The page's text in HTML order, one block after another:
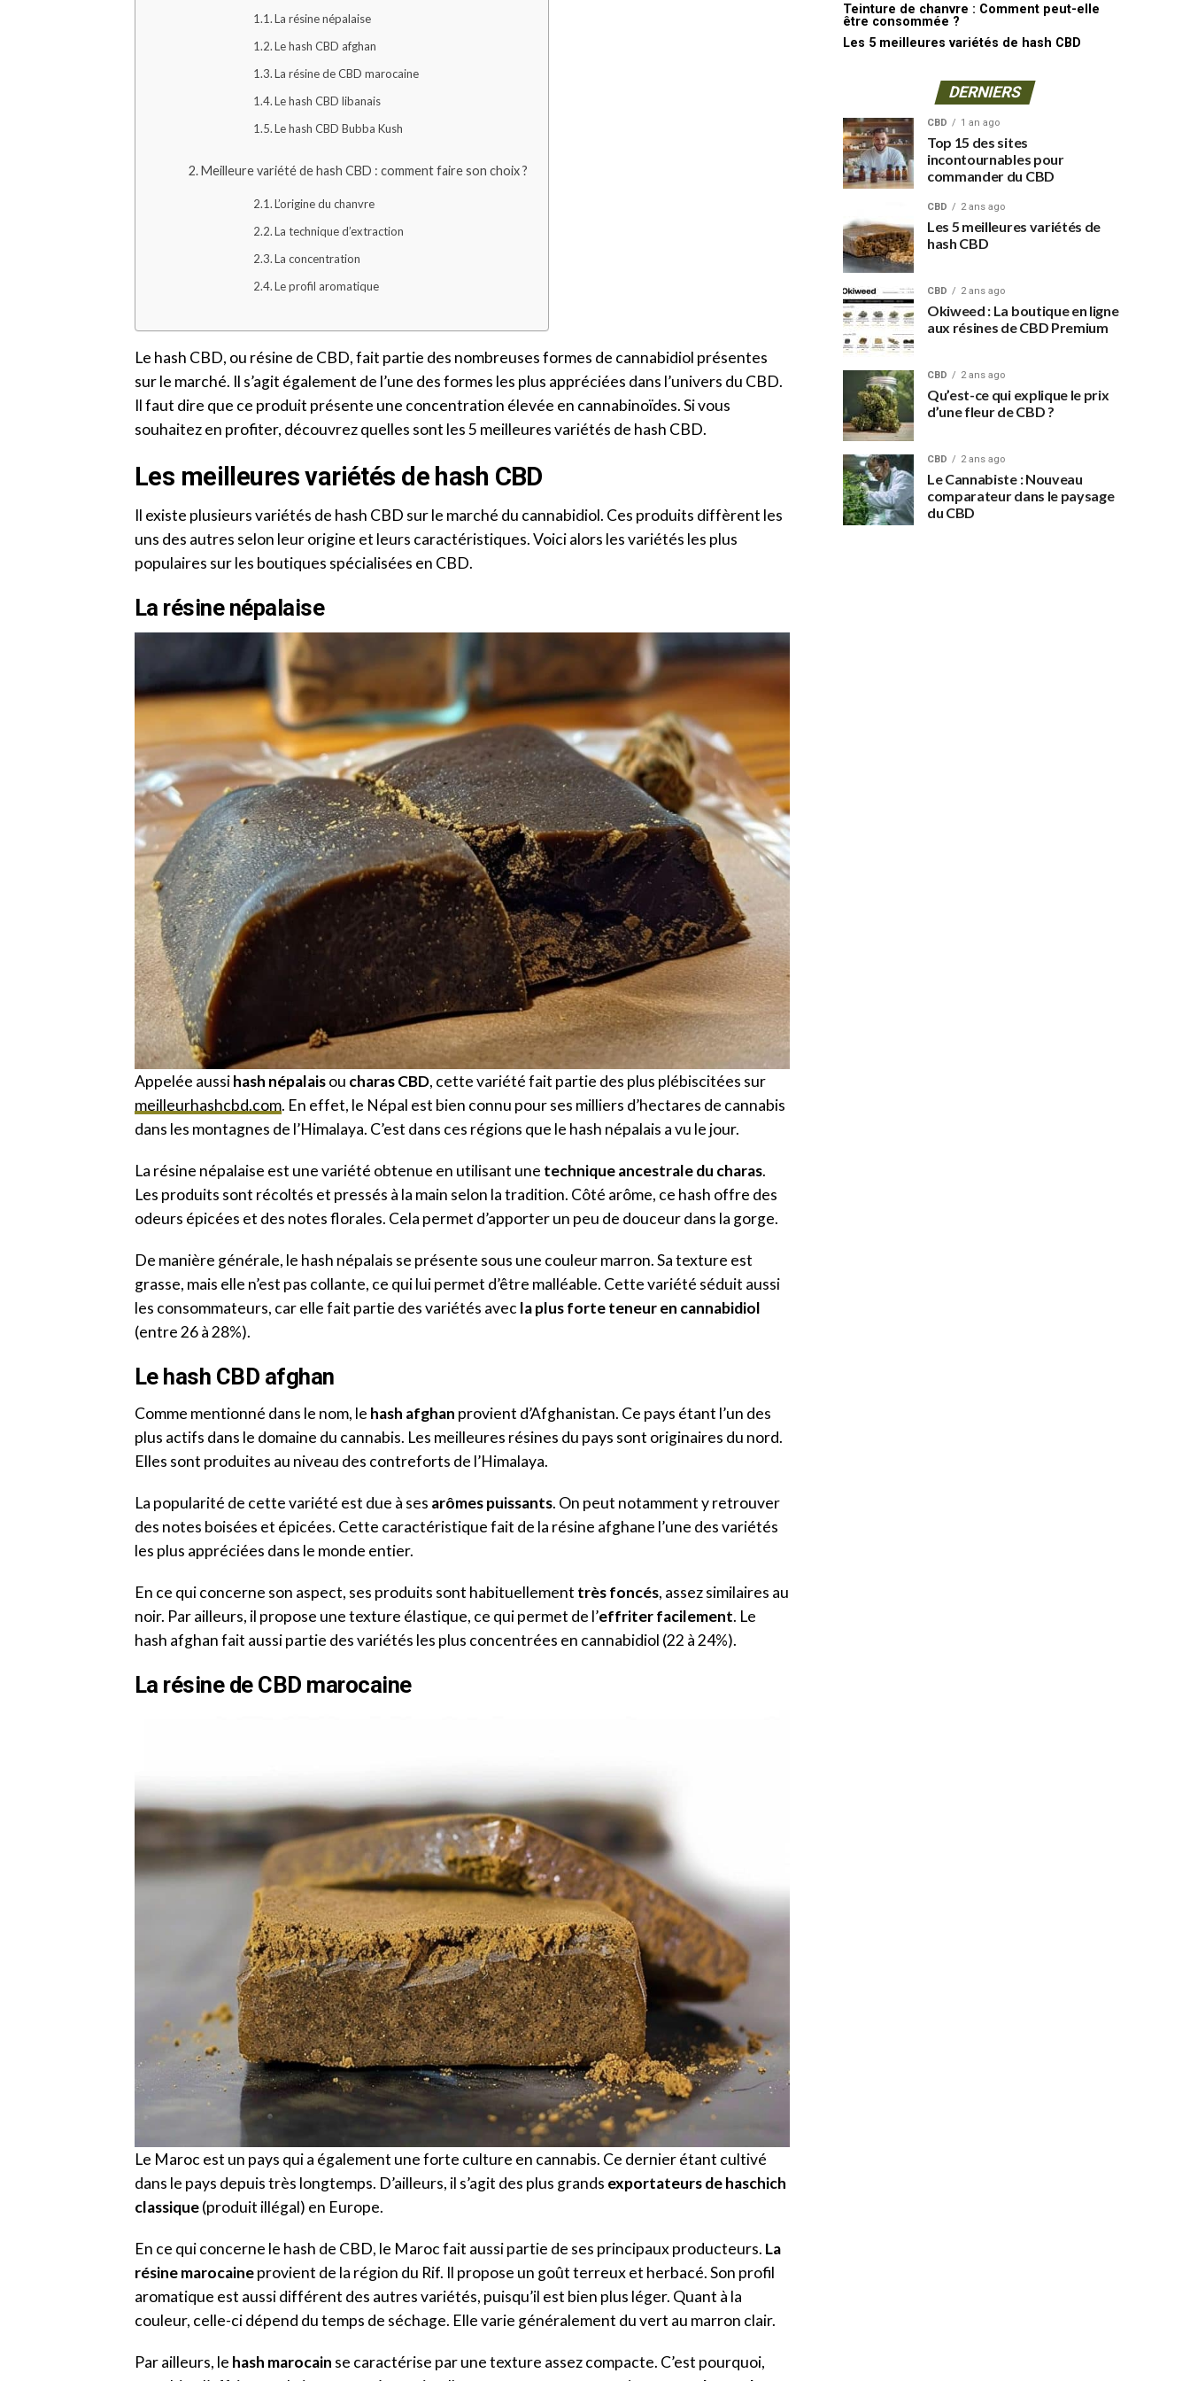
La résine népalaise
Le hash CBD afghan
La résine de CBD marocaine
Le hash CBD libanais
Le hash CBD Bubba Kush
Meilleure variété de hash CBD : comment faire son choix ?
L’origine du chanvre
La technique d’extraction
La concentration
Le profil aromatique
Le hash CBD, ou résine de CBD, fait partie des nombreuses formes de cannabidiol présentes
sur le marché. Il s’agit également de l’une des formes les plus appréciées dans l’univers du CBD.
Il faut dire que ce produit présente une concentration élevée en cannabinoïdes. Si vous
souhaitez en profiter, découvrez quelles sont les 5 meilleures variétés de hash CBD.
Les meilleures variétés de hash CBD
Il existe plusieurs variétés de hash CBD sur le marché du cannabidiol. Ces produits diffèrent les
uns des autres selon leur origine et leurs caractéristiques. Voici alors les variétés les plus
populaires sur les boutiques spécialisées en CBD.
La résine népalaise
Appelée aussihash népalaisou charas CBD, cette variété fait partie des plus plébiscitées sur
meilleurhashcbd.com. En effet, le Népal est bien connu pour ses milliers d’hectares de cannabis
dans les montagnes de l’Himalaya. C’est dans ces régions que le hash népalais a vu le jour.
La résine népalaise est une variété obtenue en utilisant une technique ancestrale du charas.
Les produits sont récoltés et pressés à la main selon la tradition. Côté arôme, ce hash offre des
odeurs épicées et des notes florales. Cela permet d’apporter un peu de douceur dans la gorge.
De manière générale, le hash népalais se présente sous une couleur marron. Sa texture est
grasse, mais elle n’est pas collante, ce qui lui permet d’être malléable. Cette variété séduit aussi
les consommateurs, car elle fait partie des variétés avec la plus forte teneur en cannabidiol
(entre 26 à 28%).
Le hash CBD afghan
Comme mentionné dans le nom, le hash afghan provient d’Afghanistan. Ce pays étant l’un des
plus actifs dans le domaine du cannabis. Les meilleures résines du pays sont originaires du nord.
Elles sont produites au niveau des contreforts de l’Himalaya.
La popularité de cette variété est due à ses arômes puissants. On peut notamment y retrouver
des notes boisées et épicées. Cette caractéristique fait de la résine afghane l’une des variétés
les plus appréciées dans le monde entier.
En ce qui concerne son aspect, ses produits sont habituellement très foncés, assez similaires au
noir. Par ailleurs, il propose une texture élastique, ce qui permet de l’effriter facilement. Le
hash afghan fait aussi partie des variétés les plus concentrées en cannabidiol (22 à 24%).
La résine de CBD marocaine
Le Maroc est un pays qui a également une forte culture en cannabis. Ce dernier étant cultivé
dans le pays depuis très longtemps. D’ailleurs, il s’agit des plus grands exportateurs de haschich
classique(produit illégal) en Europe.
En ce qui concerne le hash de CBD, le Maroc fait aussi partie de ses principaux producteurs. La
résine marocaineprovient de la région du Rif. Il propose un goût terreux et herbacé. Son profil
aromatique est aussi différent des autres variétés, puisqu’il est bien plus léger. Quant à la
couleur, celle-ci dépend du temps de séchage. Elle varie généralement du vert au marron clair.
Par ailleurs, le hash marocain se caractérise par une texture assez compacte. C’est pourquoi,
Teinture de chanvre : Comment peut-elle
être consommée ?
Les 5 meilleures variétés de hash CBD
DERNIERS
CBD 1 an ago
Top 15 des sites
incontournables pour
commander du CBD
CBD 2 ans ago
Les 5 meilleures variétés de
hash CBD
CBD 2 ans ago
Okiweed : La boutique en ligne
aux résines de CBD Premium
CBD 2 ans ago
Qu’est-ce qui explique le prix
d’une fleur de CBD ?
CBD 2 ans ago
Le Cannabiste : Nouveau
comparateur dans le paysage
du CBD